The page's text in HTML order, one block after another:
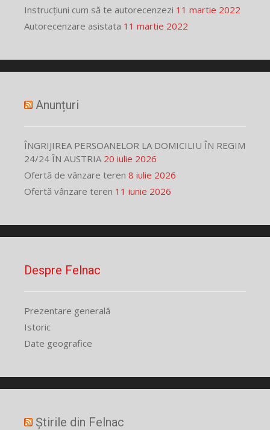
Instrucțiuni cum să te autorecenzezi 11 martie 2022
Autorecenzare asistata 11 martie 2022
Anunțuri
ÎNGRIJIREA PERSOANELOR LA DOMICILIU ÎN REGIM
24/24 ÎN AUSTRIA 20 iulie 2026
Ofertă de vânzare teren 8 iulie 2026
Ofertă vânzare teren 11 iunie 2026
Despre Felnac
Prezentare generală
Istoric
Date geografice
Știrile din Felnac